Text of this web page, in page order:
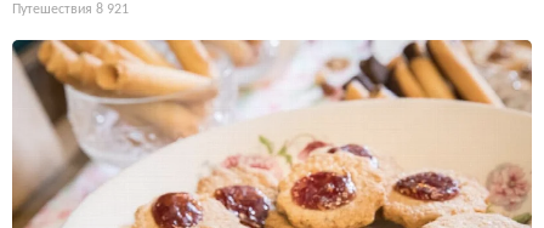
Путешествия 8 921